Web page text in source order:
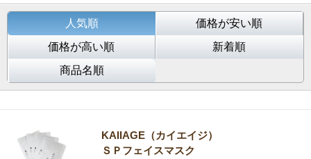
人気順
価格が安い順
価格が高い順
新着順
商品名順
KAIIAGE（カイエイジ）
ＳＰフェイスマスク